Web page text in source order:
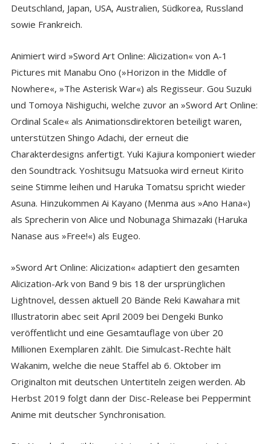
Deutschland, Japan, USA, Australien, Südkorea, Russland
sowie Frankreich.
Animiert wird »Sword Art Online: Alicization« von A-1
Pictures mit Manabu Ono (»Horizon in the Middle of
Nowhere«, »The Asterisk War«) als Regisseur. Gou Suzuki
und Tomoya Nishiguchi, welche zuvor an »Sword Art Online:
Ordinal Scale« als Animationsdirektoren beteiligt waren,
unterstützen Shingo Adachi, der erneut die
Charakterdesigns anfertigt. Yuki Kajiura komponiert wieder
den Soundtrack. Yoshitsugu Matsuoka wird erneut Kirito
seine Stimme leihen und Haruka Tomatsu spricht wieder
Asuna. Hinzukommen Ai Kayano (Menma aus »Ano Hana«)
als Sprecherin von Alice und Nobunaga Shimazaki (Haruka
Nanase aus »Free!«) als Eugeo.
»Sword Art Online: Alicization« adaptiert den gesamten
Alicization-Ark von Band 9 bis 18 der ursprünglichen
Lightnovel, dessen aktuell 20 Bände Reki Kawahara mit
Illustratorin abec seit April 2009 bei Dengeki Bunko
veröffentlicht und eine Gesamtauflage von über 20
Millionen Exemplaren zählt. Die Simulcast-Rechte hält
Wakanim, welche die neue Staffel ab 6. Oktober im
Originalton mit deutschen Untertiteln zeigen werden. Ab
Herbst 2019 folgt dann der Disc-Release bei Peppermint
Anime mit deutscher Synchronisation.